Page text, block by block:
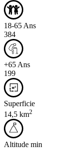
18-65 Ans
384
+65 Ans
199
Superficie
14,5 km2
Altitude min